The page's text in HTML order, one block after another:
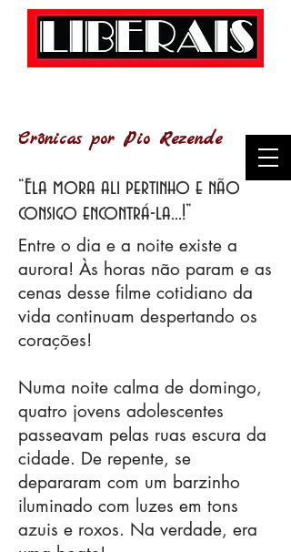
Crônicas por Pio Rezende
“Ela mora ali pertinho e não
consigo encontrá-la...!”
Entre o dia e a noite existe a
aurora! Às horas não param e as
cenas desse filme cotidiano da
vida continuam despertando os
corações!
Numa noite calma de domingo,
quatro jovens adolescentes
passeavam pelas ruas escura da
cidade. De repente, se
depararam com um barzinho
iluminado com luzes em tons
azuis e roxos. Na verdade, era